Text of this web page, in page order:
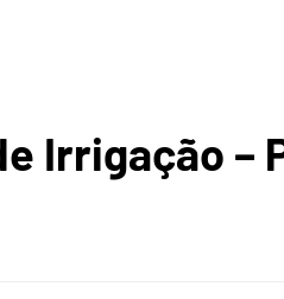
Irrigação –